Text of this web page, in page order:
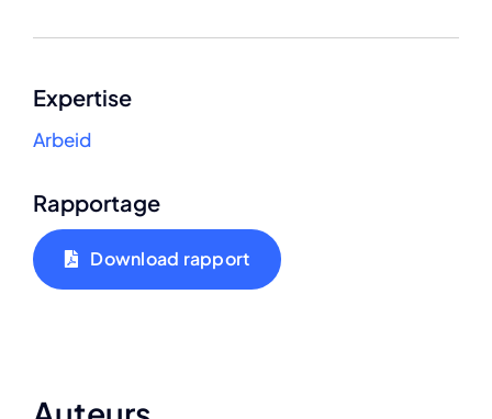
Expertise
Arbeid
Rapportage
Download rapport